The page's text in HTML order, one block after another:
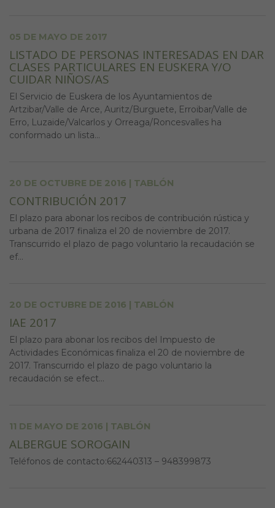
05 DE MAYO DE 2017
LISTADO DE PERSONAS INTERESADAS EN DAR
CLASES PARTICULARES EN EUSKERA Y/O
CUIDAR NIÑOS/AS
El Servicio de Euskera de los Ayuntamientos de
Artzibar/Valle de Arce, Auritz/Burguete, Erroibar/Valle de
Erro, Luzaide/Valcarlos y Orreaga/Roncesvalles ha
conformado un lista...
20 DE OCTUBRE DE 2016 | TABLÓN
CONTRIBUCIÓN 2017
El plazo para abonar los recibos de contribución rústica y
urbana de 2017 finaliza el 20 de noviembre de 2017.
Transcurrido el plazo de pago voluntario la recaudación se
ef...
20 DE OCTUBRE DE 2016 | TABLÓN
IAE 2017
El plazo para abonar los recibos del Impuesto de
Actividades Económicas finaliza el 20 de noviembre de
2017. Transcurrido el plazo de pago voluntario la
recaudación se efect...
11 DE MAYO DE 2016 | TABLÓN
ALBERGUE SOROGAIN
Teléfonos de contacto:662440313 – 948399873